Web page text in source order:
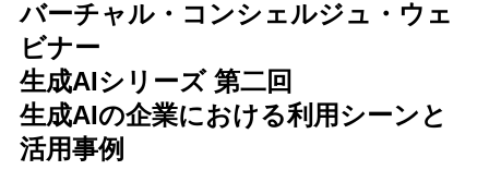
バーチャル・コンシェルジュ・ウェ
ビナー
生成AIシリーズ 第二回
生成AIの企業における利用シーンと
活用事例